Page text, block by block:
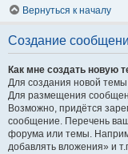
Вернуться к началу
Создание
Как мне создать новую
Для создания новой
Для размещения
Возможно, придётся
сообщение. Перечень
форума или темы.
добавлять вложения» и